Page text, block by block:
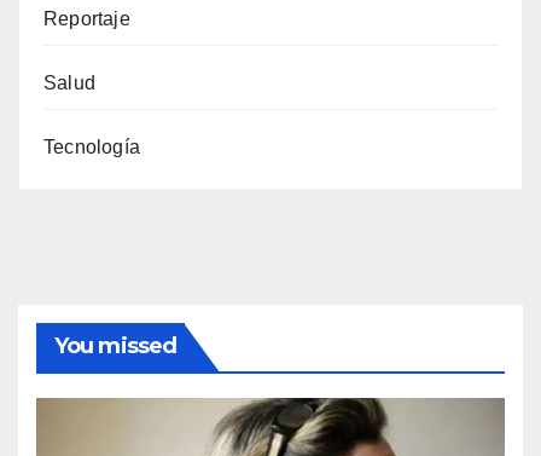
Reportaje
Salud
Tecnología
You missed